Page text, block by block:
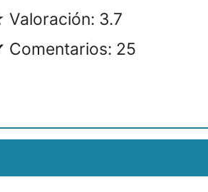
Valoración: 3.7
Comentarios: 25